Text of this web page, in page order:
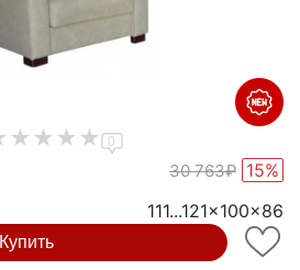
0
30 763₽ 15%
111...121x100x86
Купить